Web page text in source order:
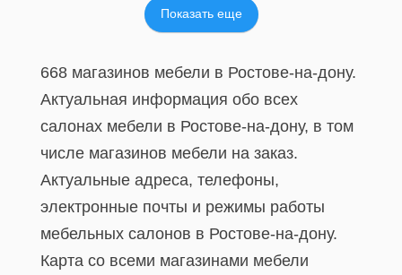
Показать еще
668 магазинов мебели в Ростове-на-дону.
Актуальная информация обо всех
салонах мебели в Ростове-на-дону, в том
числе магазинов мебели на заказ.
Актуальные адреса, телефоны,
электронные почты и режимы работы
мебельных салонов в Ростове-на-дону.
Карта со всеми магазинами мебели